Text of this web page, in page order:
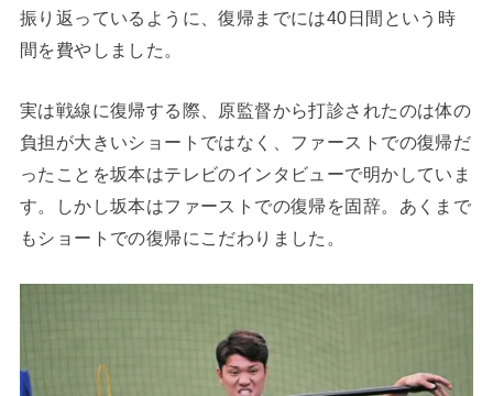
振り返っているように、復帰までには40日間という時
間を費やしました。
実は戦線に復帰する際、原監督から打診されたのは体の
負担が大きいショートではなく、ファーストでの復帰だ
ったことを坂本はテレビのインタビューで明かしていま
す。しかし坂本はファーストでの復帰を固辞。あくまで
もショートでの復帰にこだわりました。